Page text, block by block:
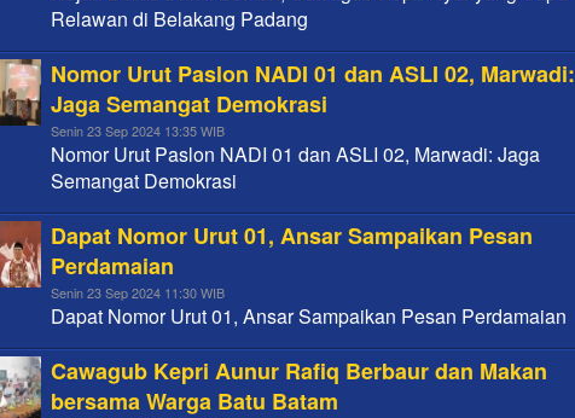
Relawan di Belakang Padang
Nomor Urut Paslon NADI 01 dan ASLI 02, Marwadi:
Jaga Semangat Demokrasi
Senin 23 Sep 2024 13:35 WIB
Nomor Urut Paslon NADI 01 dan ASLI 02, Marwadi: Jaga
Semangat Demokrasi
Dapat Nomor Urut 01, Ansar Sampaikan Pesan
Perdamaian
Senin 23 Sep 2024 11:30 WIB
Dapat Nomor Urut 01, Ansar Sampaikan Pesan Perdamaian
Cawagub Kepri Aunur Rafiq Berbaur dan Makan
bersama Warga Batu Batam